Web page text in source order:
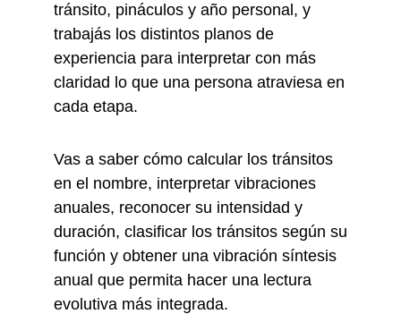
tránsito, pináculos y año personal, y
trabajás los distintos planos de
experiencia para interpretar con más
claridad lo que una persona atraviesa en
cada etapa.
Vas a saber cómo calcular los tránsitos
en el nombre, interpretar vibraciones
anuales, reconocer su intensidad y
duración, clasificar los tránsitos según su
función y obtener una vibración síntesis
anual que permita hacer una lectura
evolutiva más integrada.